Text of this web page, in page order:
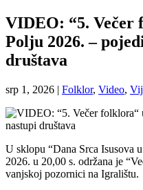
VIDEO: “5. Večer
Polju 2026. –
društava
srp 1, 2026 | Folklor, Video,
U sklopu “Dana Srca Isusova
2026. u 20,00 s. održana je
vanjskoj pozornici na Igralištu.